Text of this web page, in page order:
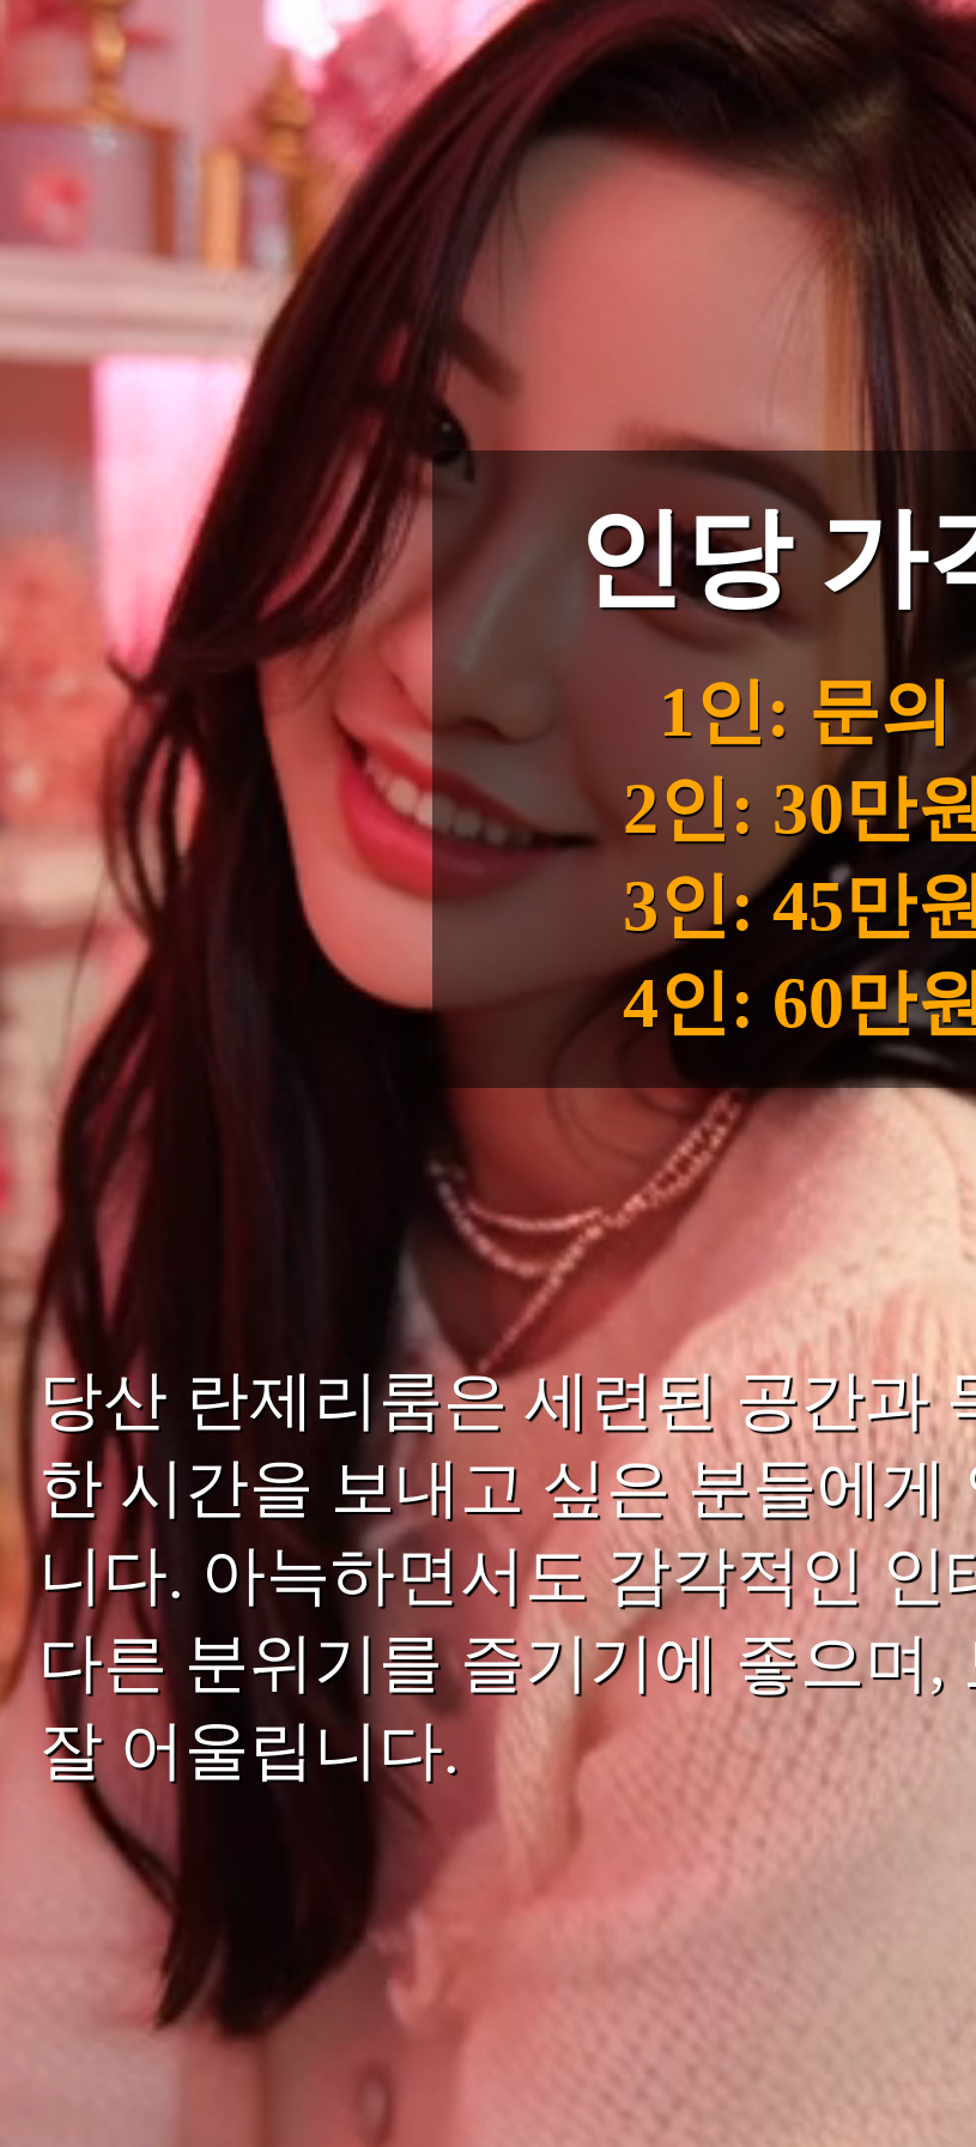
인당 가
1인: 문의
2인: 30만
3인: 45만
4인: 60만
당산 란제리룸은 세련된 공간과
한 시간을 보내고 싶은 분들에게
니다. 아늑하면서도 감각적인 인
다른 분위기를 즐기기에 좋으며,
잘 어울립니다.